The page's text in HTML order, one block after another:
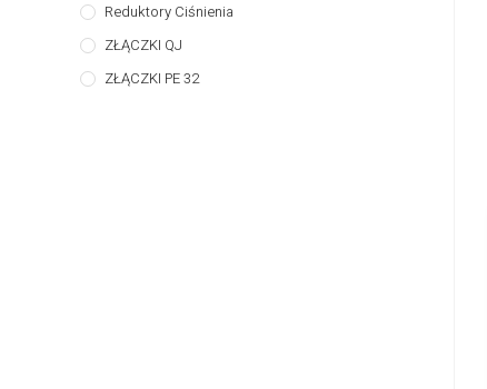
Reduktory Ciśnienia
ZŁĄCZKI QJ
ZŁĄCZKI PE 32